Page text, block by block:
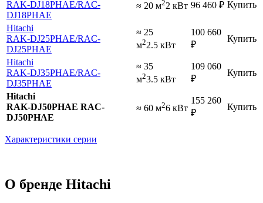
RAK-DJ18PHAE/RAC-
DJ18PHAE
≈ 20 м22 кВт 96 460 ₽ Купить
Hitachi
RAK-DJ25PHAE/RAC-
DJ25PHAE
≈ 25
м22.5 кВт
100 660
₽
Купить
Hitachi
RAK-DJ35PHAE/RAC-
DJ35PHAE
≈ 35
м23.5 кВт
109 060
₽
Купить
Hitachi
RAK-DJ50PHAE RAC-
DJ50PHAE
≈ 60 м26 кВт
155 260
₽
Купить
Характеристики серии
О бренде Hitachi